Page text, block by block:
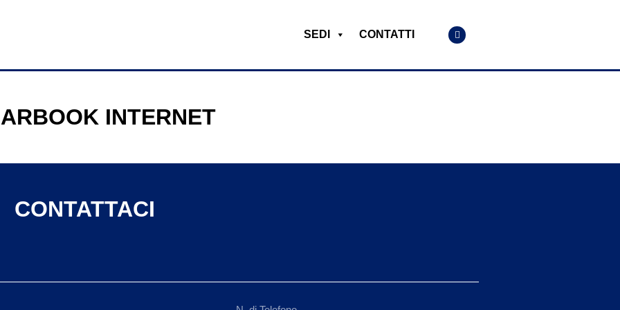
SEDI CONTATTI
INTERNET
CONTATTACI